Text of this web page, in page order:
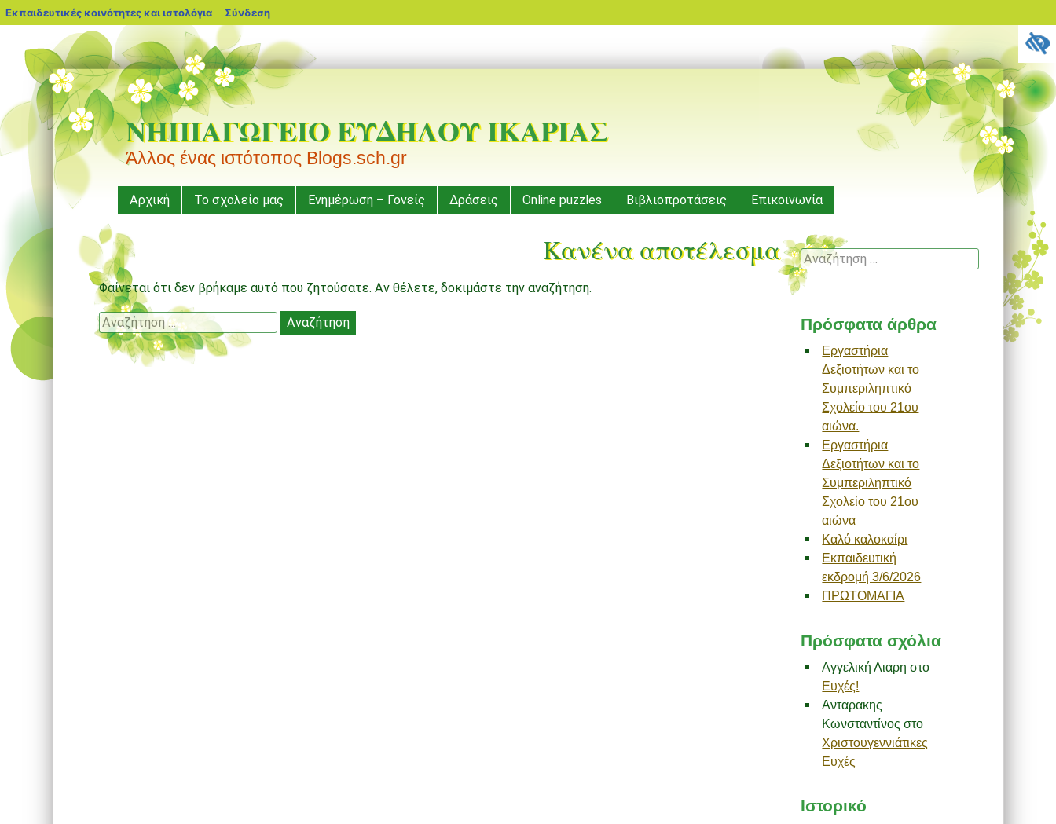
ΝΗΠΙΑΓΩΓΕΙΟ ΕΥΔΗΛΟΥ ΙΚΑΡΙΑΣ
Άλλος ένας ιστότοπος Blogs.sch.gr
Μενού
Μετάβαση
σε
περιεχόμενο
Αρχική Το σχολείο μας Ενημέρωση – Γονείς Δράσεις Online puzzles Βιβλιοπροτάσεις Επικοινωνία
Κανένα αποτέλεσμα
Φαίνεται ότι δεν βρήκαμε αυτό που ζητούσατε. Αν θέλετε, δοκιμάστε την αναζήτηση.
Αναζήτηση
Αναζήτηση
Πρόσφατα άρθρα
Εργαστήρια
Δεξιοτήτων και το
Συμπεριληπτικό
Σχολείο του 21ου
αιώνα.
Εργαστήρια
Δεξιοτήτων και το
Συμπεριληπτικό
Σχολείο του 21ου
αιώνα
Καλό καλοκαίρι
Εκπαιδευτική
εκδρομή 3/6/2026
ΠΡΩΤΟΜΑΓΙΑ
Πρόσφατα σχόλια
Αγγελική Λιαρη στο
Ευχές!
Ανταρακης
Κωνσταντίνος στο
Χριστουγεννιάτικες
Ευχές
Ιστορικό
Εκπαιδευτικές κοινότητες και ιστολόγια blogs.sch.gr
Σύνδεση